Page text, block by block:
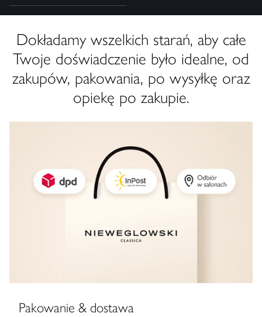
Dokładamy wszelkich starań, aby całe
Twoje doświadczenie było idealne, od
zakupów, pakowania, po wysyłkę oraz
opiekę po zakupie.
Pakowanie & dostawa